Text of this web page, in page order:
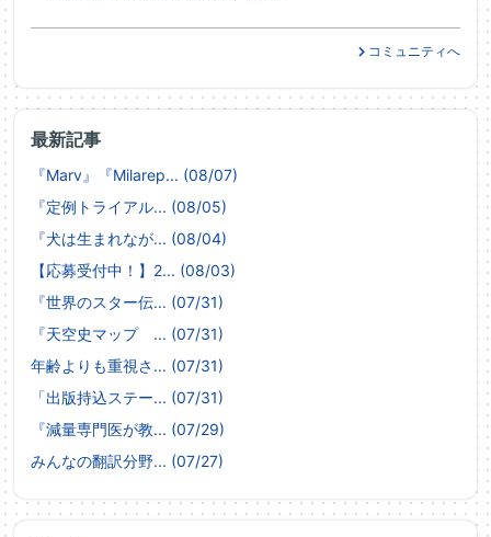
最新記事
『Marv』『Milarep... (08/07)
『定例トライアル... (08/05)
『犬は生まれなが... (08/04)
【応募受付中！】2... (08/03)
『世界のスター伝... (07/31)
『天空史マップ ... (07/31)
年齢よりも重視さ... (07/31)
「出版持込ステー... (07/31)
『減量専門医が教... (07/29)
みんなの翻訳分野... (07/27)
コミュニティへ